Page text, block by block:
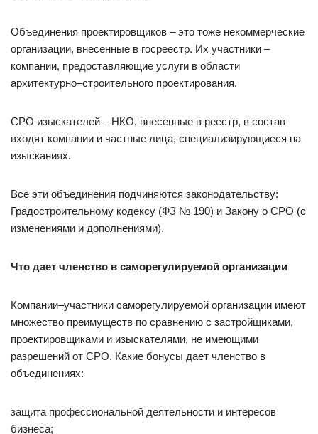
Объединения проектировщиков – это тоже некоммерческие
организации, внесенные в госреестр. Их участники –
компании, предоставляющие услуги в области
архитектурно–строительного проектирования.
СРО изыскателей – НКО, внесенные в реестр, в состав
входят компании и частные лица, специализирующиеся на
изысканиях.
Все эти объединения подчиняются законодательству:
Градостроительному кодексу (ФЗ № 190) и Закону о СРО (с
изменениями и дополнениями).
Что дает членство в саморегулируемой организации
Компании–участники саморегулируемой организации имеют
множество преимуществ по сравнению с застройщиками,
проектировщиками и изыскателями, не имеющими
разрешений от СРО. Какие бонусы дает членство в
объединениях:
защита профессиональной деятельности и интересов
бизнеса;